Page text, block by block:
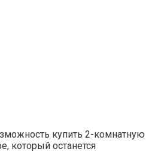
купить 2-комнатную
который останется